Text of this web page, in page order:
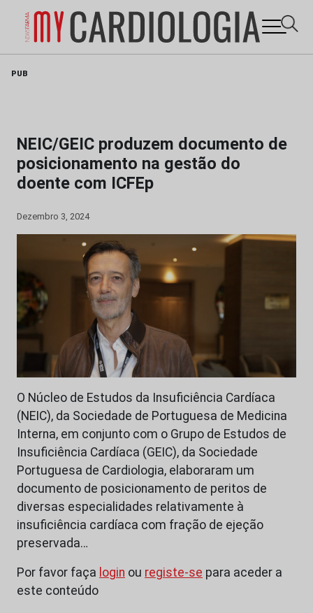
PUB
NEIC/GEIC produzem documento de
posicionamento na gestão do
doente com ICFEp
Dezembro 3, 2024
O Núcleo de Estudos da Insuficiência Cardíaca
(NEIC), da Sociedade de Portuguesa de Medicina
Interna, em conjunto com o Grupo de Estudos de
Insuficiência Cardíaca (GEIC), da Sociedade
Portuguesa de Cardiologia, elaboraram um
documento de posicionamento de peritos de
diversas especialidades relativamente à
insuficiência cardíaca com fração de ejeção
preservada…
Por favor faça login ou registe-se para aceder a
este conteúdo